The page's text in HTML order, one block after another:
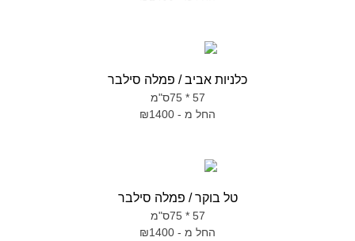
כלניות אביב / פמלה סילבר
57 * 75ס"מ
החל מ - ₪1400
טל בוקר / פמלה סילבר
57 * 75ס"מ
החל מ - ₪1400